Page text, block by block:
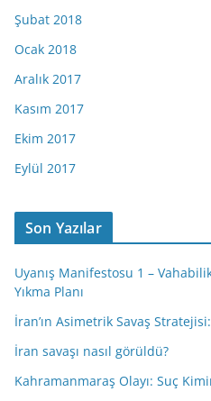
Şubat 2018
Ocak 2018
Aralık 2017
Kasım 2017
Ekim 2017
Eylül 2017
Son Yazılar
Uyanış Manifestosu 1 –
Yıkma Planı
İran’ın Asimetrik Savaş
İran savaşı nasıl görüldü?
Kahramanmaraş Olayı: Suç